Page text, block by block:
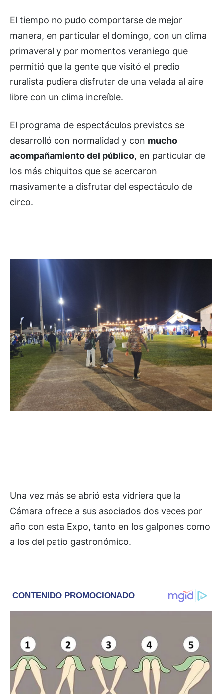
El tiempo no pudo comportarse de mejor
manera, en particular el domingo, con un clima
primaveral y por momentos veraniego que
permitió que la gente que visitó el predio
ruralista pudiera disfrutar de una velada al aire
libre con un clima increíble.
El programa de espectáculos previstos se
desarrolló con normalidad y con mucho
acompañamiento del público, en particular de
los más chiquitos que se acercaron
masivamente a disfrutar del espectáculo de
circo.
Una vez más se abrió esta vidriera que la
Cámara ofrece a sus asociados dos veces por
año con esta Expo, tanto en los galpones como
a los del patio gastronómico.